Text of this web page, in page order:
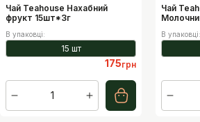
Чай Teahouse Нахабний
фрукт 15шт*3г
В упаковці:
15 шт
175грн
1
Чай
В упаковці: